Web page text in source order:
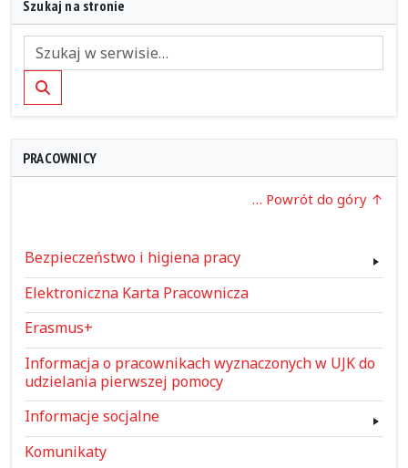
Szukaj na stronie
Szukaj
PRACOWNICY
… Powrót do góry
Bezpieczeństwo i higiena pracy
Elektroniczna Karta Pracownicza
Erasmus+
Informacja o pracownikach wyznaczonych w UJK do
udzielania pierwszej pomocy
Informacje socjalne
Komunikaty